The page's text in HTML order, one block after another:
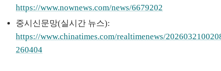
https://www.nownews.com/news/6679202
중시신문망(실시간 뉴스):
https://www.chinatimes.com/realtimenews/
260404